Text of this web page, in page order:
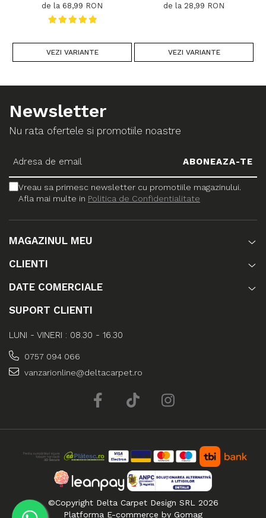
de la 68,99 RON
VEZI VARIANTE
de la 28,99 RON
VEZI VARIANTE
Newsletter
Nu rata ofertele si promotiile noastre
Vreau sa primesc newsletter cu promotiile magazinului.
Afla mai multe in Politica de Confidentialitate
MAGAZINUL MEU
CLIENTI
DATE COMERCIALE
SUPORT CLIENTI
LUNI - VINERI : 08.30 - 16.30
0757 094 066
vanzarionline@deltacarpet.ro
©Copyright Delta Carpet Design SRL 2026
Platforma E-commerce by Gomag